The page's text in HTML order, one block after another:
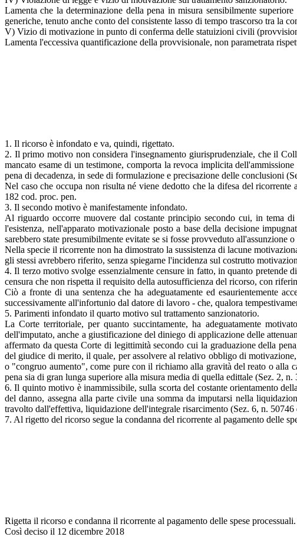
Lamenta che la determinazione della pena in misura sensibilmente
generiche, tenuto anche conto del consistente lasso di tempo trascorso tra la
V) Vizio di motivazione in punto di conferma delle statuizioni civili
Lamenta l'eccessiva quantificazione della provvisionale, non parametrata
1. Il ricorso è infondato e va, quindi, rigettato.
2. Il primo motivo non considera l'insegnamento giurisprudenziale, che il
mancato esame di un testimone, comporta la revoca implicita
pena di decadenza, in sede di formulazione e precisazione delle conclusioni
Nel caso che occupa non risulta né viene dedotto che la difesa del
182 cod. proc. pen.
3. Il secondo motivo è manifestamente infondato.
Al riguardo occorre muovere dal costante principio secondo cui, in tema
l'esistenza, nell'apparato motivazionale posto a base della decisione
sarebbero state presumibilmente evitate se si fosse provveduto
Nella specie il ricorrente non ha dimostrato la sussistenza di lacune
gli stessi avrebbero riferito, senza spiegarne l'incidenza sul costrutto
4. Il terzo motivo svolge essenzialmente censure in fatto, in quanto
censura che non rispetta il requisito della autosufficienza del ricorso, con
Ciò a fronte di una sentenza che ha adeguatamente ed esaurientemente
successivamente all'infortunio dal datore di lavoro - che, qualora
5. Parimenti infondato il quarto motivo sul trattamento sanzionatorio.
La Corte territoriale, per quanto succintamente, ha adeguatamente
dell'imputato, anche a giustificazione del diniego di applicazione delle
affermato da questa Corte di legittimità secondo cui la graduazione della
del giudice di merito, il quale, per assolvere al relativo obbligo di
o "congruo aumento", come pure con il richiamo alla gravità del reato o alla
pena sia di gran lunga superiore alla misura media di quella edittale (Sez. 2,
6. Il quinto motivo è inammissibile, sulla scorta del costante orientamento
del danno, assegna alla parte civile una somma da imputarsi nella
travolto dall'effettiva, liquidazione dell'integrale risarcimento (Sez. 6, n.
7. Al rigetto del ricorso segue la condanna del ricorrente al pagamento delle
Rigetta il ricorso e condanna il ricorrente al pagamento delle spese processuali.
Così deciso il 12 dicembre 2018